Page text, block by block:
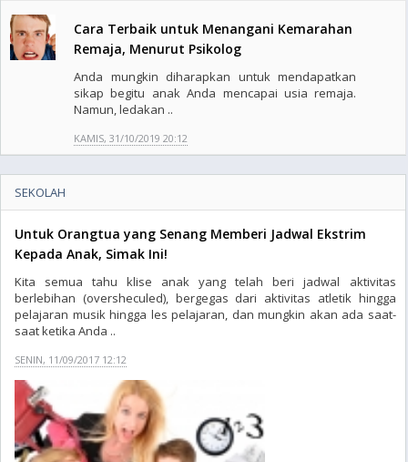
Cara Terbaik untuk Menangani Kemarahan
Remaja, Menurut Psikolog
Anda mungkin diharapkan untuk mendapatkan
sikap begitu anak Anda mencapai usia remaja.
Namun, ledakan ..
KAMIS, 31/10/2019 20:12
SEKOLAH
Untuk Orangtua yang Senang Memberi Jadwal Ekstrim
Kepada Anak, Simak Ini!
Kita semua tahu klise anak yang telah beri jadwal aktivitas
berlebihan (oversheculed), bergegas dari aktivitas atletik hingga
pelajaran musik hingga les pelajaran, dan mungkin akan ada saat-
saat ketika Anda ..
SENIN, 11/09/2017 12:12